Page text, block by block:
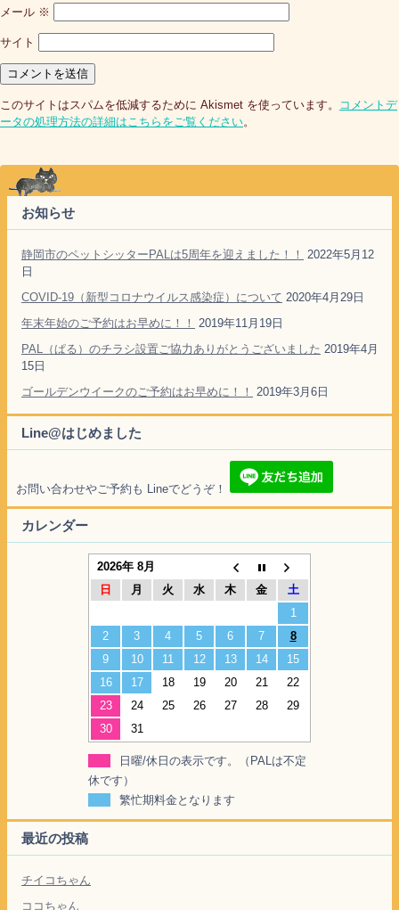
メール ※
サイト
このサイトはスパムを低減するために Akismet を使っています。
コメントデ
ータの処理方法の詳細はこちらをご覧ください。
お知らせ
静岡市のペットシッターPALは5周年を迎えました！！
2022年5月12
日
COVID-19（新型コロナウイルス感染症）について 2020年4月29日
年末年始のご予約はお早めに！！
2019年11月19日
PAL（ぱる）のチラシ設置ご協力ありがとうございました 2019年4月
15日
ゴールデンウイークのご予約はお早めに！！
2019年3月6日
Line@はじめました
お問い合わせやご予約も Lineでどうぞ！
カレンダー
2026年 8月
日
月 火 水 木 金
土
1
2
3 4 5 6 7
8
9
10 11 12 13 14
15
16
17 18 19 20 21
22
23
24 25 26 27 28
29
30
31
日曜/休日の表示です。（PALは不定
休です）
繁忙期料金となります
最近の投稿
チイコちゃん
ココちゃん